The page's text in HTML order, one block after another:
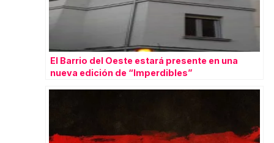
El Barrio del Oeste estará presente en una
nueva edición de “Imperdibles”